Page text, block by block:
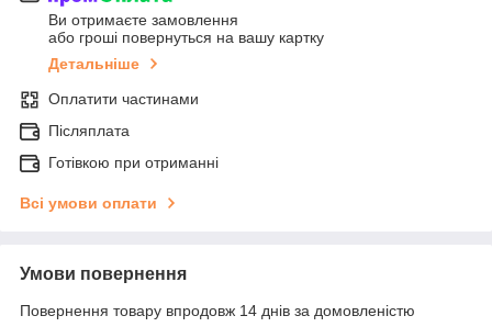
Ви отримаєте замовлення
або гроші повернуться на вашу картку
Детальніше
Оплатити частинами
Післяплата
Готівкою при отриманні
Всі умови оплати
Умови повернення
Повернення товару впродовж 14 днів за домовленістю